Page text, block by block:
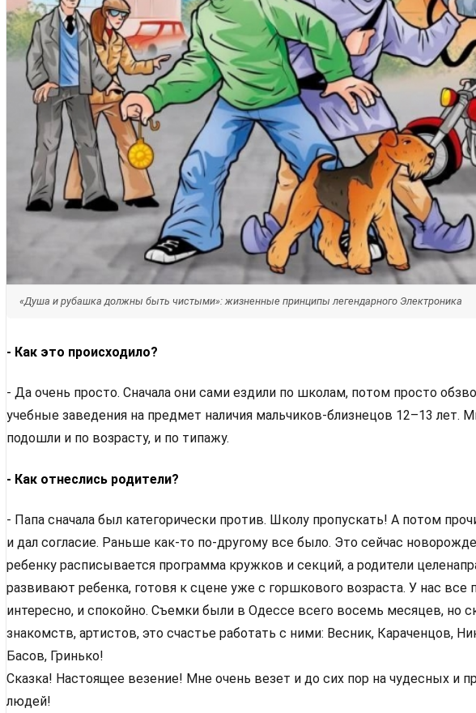
«Душа и рубашка должны быть чистыми»: жизненные принципы легендарного Электроника
- Как это происходило?
- Да очень просто. Сначала они сами ездили по школам, потом просто
учебные заведения на предмет наличия мальчиков-близнецов 12–13 лет.
подошли и по возрасту, и по типажу.
- Как отнеслись родители?
- Папа сначала был категорически против. Школу пропускать! А потом
и дал согласие. Раньше как-то по-другому все было. Это сейчас
ребенку расписывается программа кружков и секций, а родители
развивают ребенка, готовя к сцене уже с горшкового возраста. У нас все
интересно, и спокойно. Съемки были в Одессе всего восемь месяцев, но
знакомств, артистов, это счастье работать с ними: Весник, Караченцов,
Басов, Гринько!
Сказка! Настоящее везение! Мне очень везет и до сих пор на чудесных и
людей!